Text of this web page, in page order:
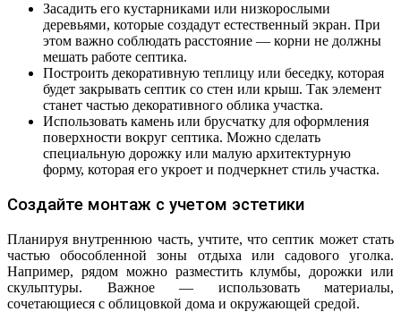
Засадить его кустарниками или низкорослыми
деревьями, которые создадут естественный экран. При
этом важно соблюдать расстояние — корни не должны
мешать работе септика.
Построить декоративную теплицу или беседку, которая
будет закрывать септик со стен или крыш. Так элемент
станет частью декоративного облика участка.
Использовать камень или брусчатку для оформления
поверхности вокруг септика. Можно сделать
специальную дорожку или малую архитектурную
форму, которая его укроет и подчеркнет стиль участка.
Создайте монтаж с учетом эстетики
Планируя внутреннюю часть, учтите, что септик может стать
частью обособленной зоны отдыха или садового уголка.
Например, рядом можно разместить клумбы, дорожки или
скульптуры. Важное — использовать материалы,
сочетающиеся с облицовкой дома и окружающей средой.